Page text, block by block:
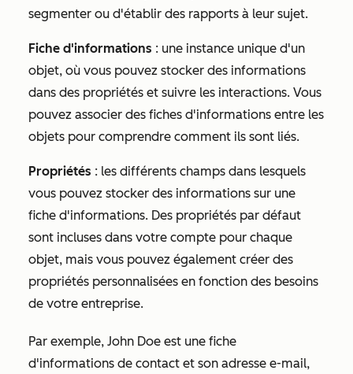
segmenter ou d'établir des rapports à leur sujet.
Fiche d'informations : une instance unique d'un
objet, où vous pouvez stocker des informations
dans des propriétés et suivre les interactions. Vous
pouvez associer des fiches d'informations entre les
objets pour comprendre comment ils sont liés.
Propriétés : les différents champs dans lesquels
vous pouvez stocker des informations sur une
fiche d'informations. Des propriétés par défaut
sont incluses dans votre compte pour chaque
objet, mais vous pouvez également créer des
propriétés personnalisées en fonction des besoins
de votre entreprise.
Par exemple, John Doe est une fiche
d'informations de contact et son adresse e-mail,